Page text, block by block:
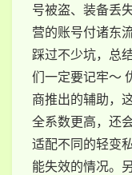
号被盗、装备丢
营的账号付诸东
踩过不少坑，总
们一定要记牢～
商推出的辅助，
全系数更高，还
适配不同的轻变
能失效的情况。